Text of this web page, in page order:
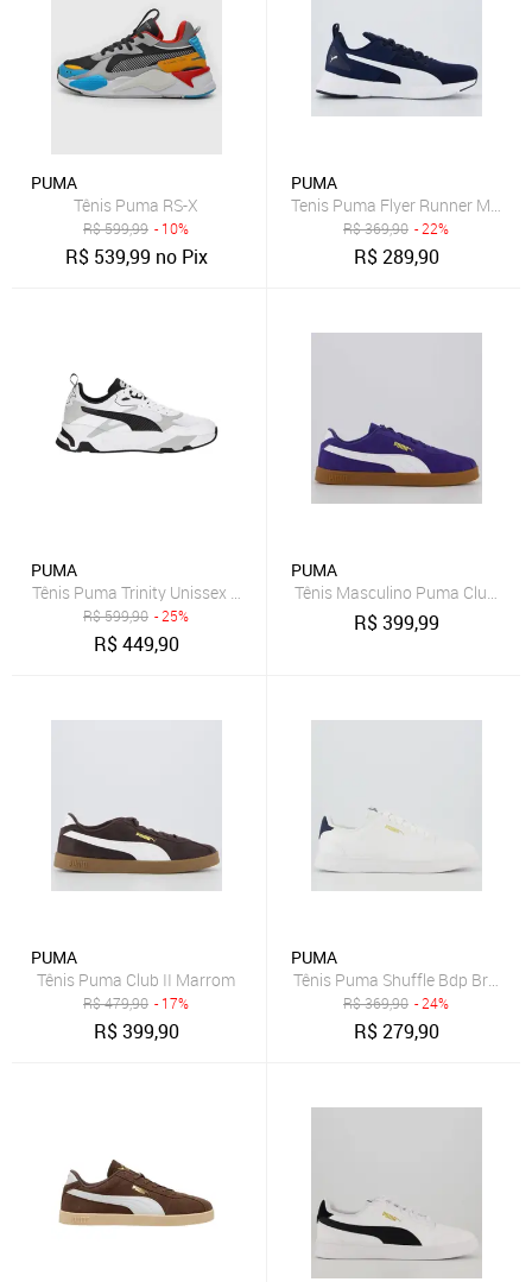
PUMA
Tênis Puma RS-X
R$599,99 - 10%
R$ 539,99 no Pix
PUMA
Tenis Puma Flyer Runner Mesh
R$369,90 - 22%
R$289,90
PUMA
Tênis Puma Trinity Unissex - Branco - Puma
R$599,90 - 25%
R$449,90
PUMA
Tênis Masculino Puma Club II
R$399,99
PUMA
Tênis Puma Club II Marrom
R$479,90 - 17%
R$399,90
PUMA
Tênis Puma Shuffle Bdp Branco
R$369,90 - 24%
R$279,90